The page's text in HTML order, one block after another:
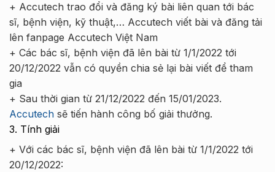
+ Accutech trao đổi và đăng ký bài liên quan tới bác
sĩ, bệnh viện, kỹ thuật,… Accutech viết bài và đăng tải
lên fanpage Accutech Việt Nam
+ Các bác sĩ, bệnh viện đã lên bài từ 1/1/2022 tới
20/12/2022 vẫn có quyền chia sẻ lại bài viết để tham
gia
+ Sau thời gian từ 21/12/2022 đến 15/01/2023.
Accutech sẽ tiến hành công bố giải thưởng.
3. Tính giải
+ Với các bác sĩ, bệnh viện đã lên bài từ 1/1/2022 tới
20/12/2022: